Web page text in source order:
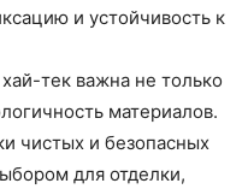
и устойчивость к
тек важна не только
материалов.
чистых и безопасных
для отделки,